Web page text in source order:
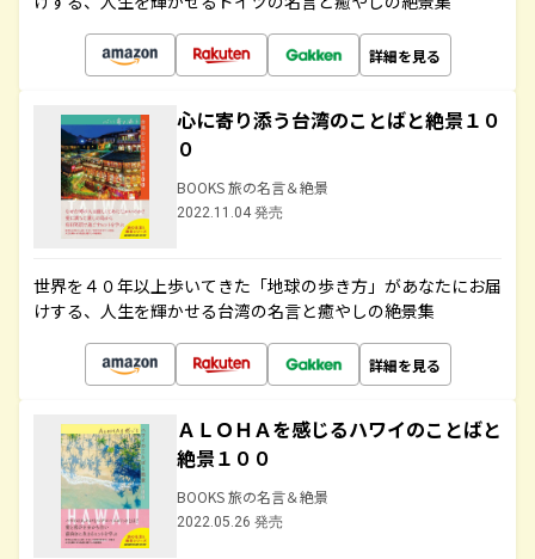
詳細を見る
心に寄り添う台湾のことばと絶景１０
０
BOOKS 旅の名言＆絶景
2022.11.04 発売
世界を４０年以上歩いてきた「地球の歩き方」があなたにお届
けする、人生を輝かせる台湾の名言と癒やしの絶景集
詳細を見る
ＡＬＯＨＡを感じるハワイのことばと
絶景１００
BOOKS 旅の名言＆絶景
2022.05.26 発売